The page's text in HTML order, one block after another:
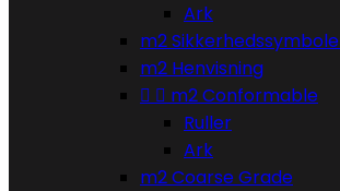
Ark
m2
m2 Henvisning
  m2 Conformable
Ruller
Ark
m2 Coarse Grade